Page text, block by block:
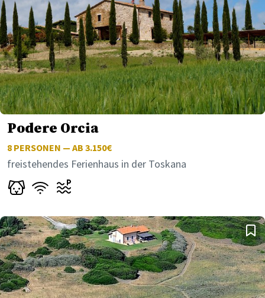
Podere Orcia
8 PERSONEN — AB 3.150€
freistehendes Ferienhaus in der Toskana